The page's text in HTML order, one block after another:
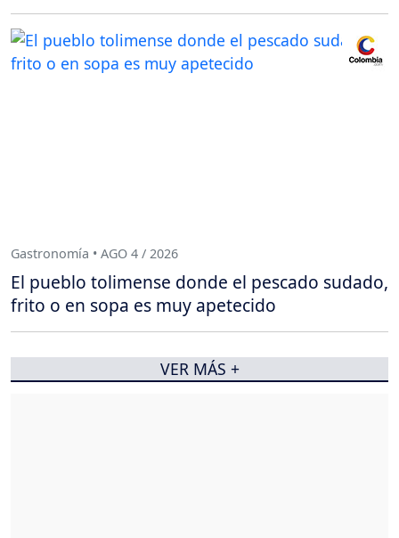
Gastronomía • AGO 4 / 2026
El pueblo tolimense donde el pescado sudado,
frito o en sopa es muy apetecido
VER MÁS +